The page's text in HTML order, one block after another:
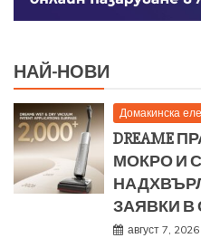
НАЙ-НОВИ
Домакинска
DREAME
МОКРО И
ЗАЯВКИ
август 7, 2026